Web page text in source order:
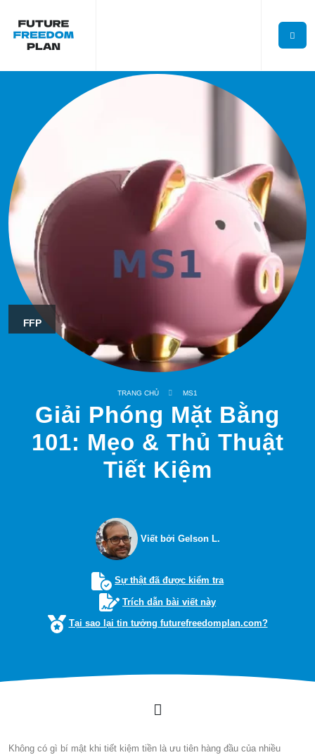
FFP
TRANG CHỦ MS1
Giải Phóng Mặt Bằng
101: Mẹo & Thủ Thuật
Tiết Kiệm
Viết bởi Gelson L.
Sự thật đã được kiểm tra
Trích dẫn bài viết này
Tại sao lại tin tưởng futurefreedomplan.com?
Không có gì bí mật khi tiết kiệm tiền là ưu tiên hàng đầu của nhiều